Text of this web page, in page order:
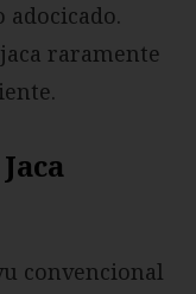
raramente
convencional